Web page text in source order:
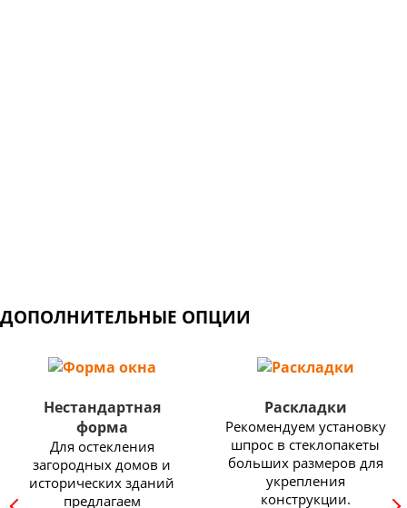
ДОПОЛНИТЕЛЬНЫЕ ОПЦИИ
Нестандартная
форма
Для остекления
загородных домов и
исторических зданий
предлагаем
Раскладки
Рекомендуем установку
шпрос в стеклопакеты
больших размеров для
укрепления
конструкции.